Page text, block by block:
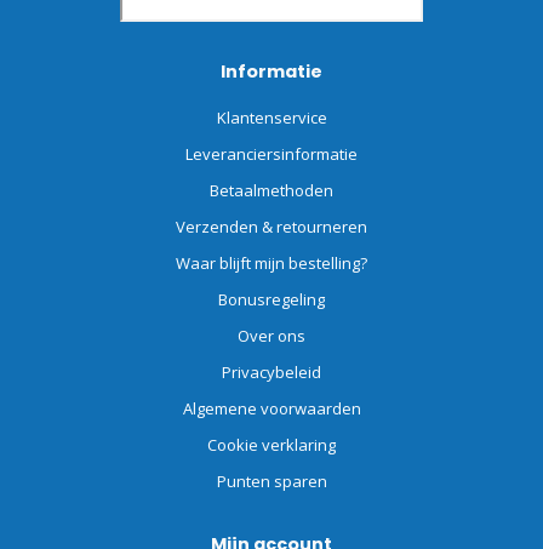
Informatie
Klantenservice
Leveranciersinformatie
Betaalmethoden
Verzenden & retourneren
Waar blijft mijn bestelling?
Bonusregeling
Over ons
Privacybeleid
Algemene voorwaarden
Cookie verklaring
Punten sparen